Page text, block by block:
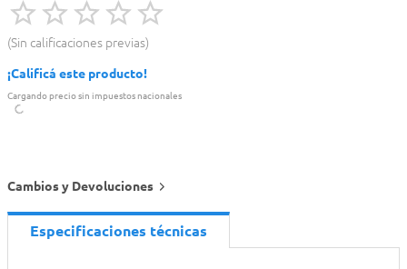
Sin calificaciones previas
¡Calificá este producto!
Cargando precio sin impuestos nacionales
Cambios y Devoluciones
Especificaciones técnicas